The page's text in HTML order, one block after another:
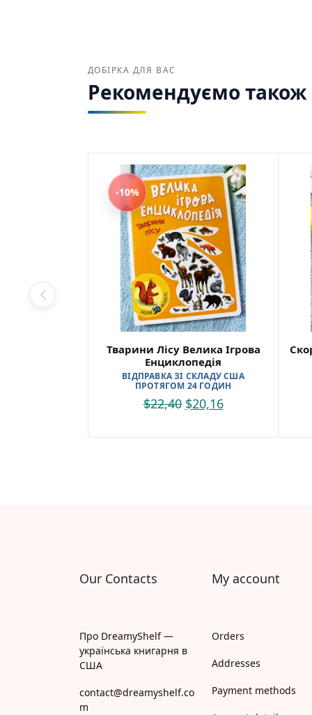
ДОБІРКА ДЛЯ ВАС
Рекомендуємо також
-10%
Тварини Лісу Велика Ігрова
Енциклопедія
ВІДПРАВКА ЗІ СКЛАДУ США
ПРОТЯГОМ 24 ГОДИН
$22,40 $20,16
Our Contacts
Про DreamyShelf —
українська книгарня в
США
contact@dreamyshelf.co
m
My account
Orders
Addresses
Payment methods